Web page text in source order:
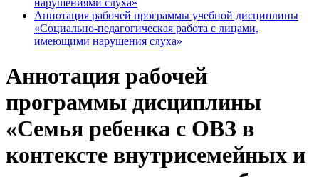
нарушениями слуха»
Аннотация рабочей программы учебной дисциплины
«Социально-педагогическая работа с лицами,
имеющими нарушения слуха»
Аннотация рабочей
программы дисциплины
«Семья ребенка с ОВЗ в
контексте внутрисемейных и